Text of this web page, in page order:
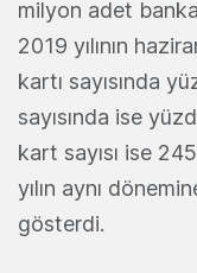
milyon adet
2019 yılının
kartı sayısında
sayısında ise
kart sayısı ise
yılın aynı
gösterdi.